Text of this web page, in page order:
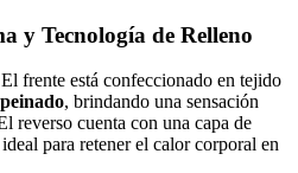
y Tecnología de Relleno
El frente está confeccionado en tejido
, brindando una sensación
reverso cuenta con una capa de
para retener el calor corporal en